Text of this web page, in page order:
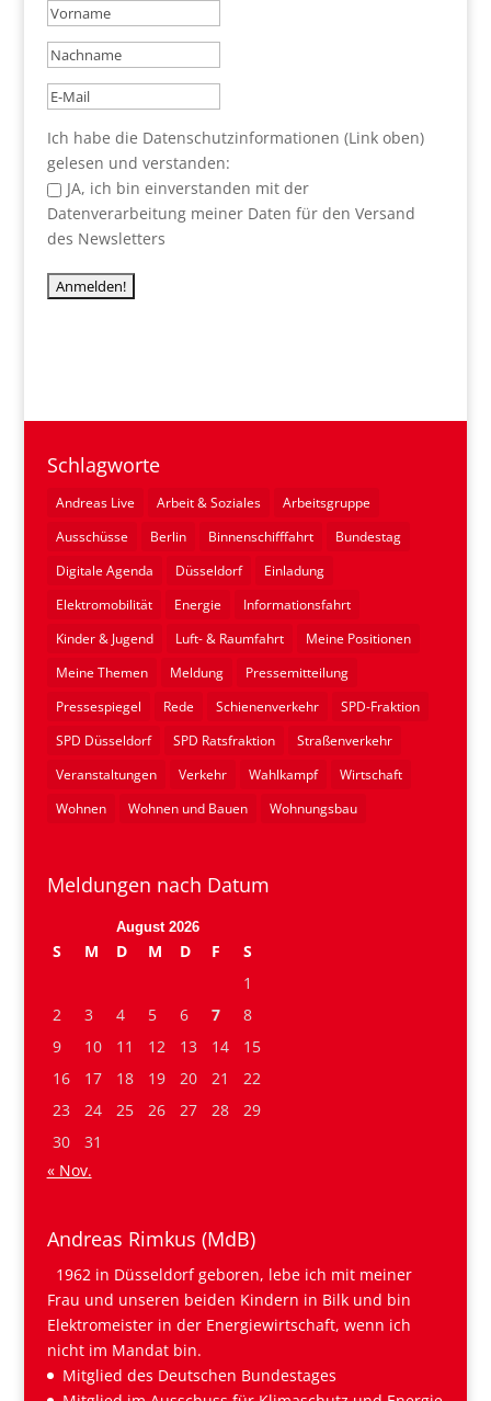
Ich habe die Datenschutzinformationen (Link oben)
gelesen und verstanden:
JA, ich bin einverstanden mit der
Datenverarbeitung meiner Daten für den Versand
des Newsletters
Schlagworte
Andreas Live Arbeit & Soziales
Arbeitsgruppe
Ausschüsse
Berlin Binnenschifffahrt
Bundestag
Digitale Agenda
Düsseldorf
Einladung
Elektromobilität
Energie
Informationsfahrt
Kinder & Jugend
Luft- & Raumfahrt
Meine Positionen
Meine Themen
Meldung
Pressemitteilung
Pressespiegel
Rede Schienenverkehr
SPD-Fraktion
SPD Düsseldorf
SPD Ratsfraktion
Straßenverkehr
Veranstaltungen
Verkehr Wahlkampf
Wirtschaft
Wohnen
Wohnen und Bauen Wohnungsbau
Meldungen nach Datum
August 2026
S M D M D F
S
1
2
3 4 5 6 7
8
9
10 11 12 13 14
15
16
17 18 19 20 21
22
23
24 25 26 27 28
29
30
31
« Nov.
Andreas Rimkus (MdB)
1962 in Düsseldorf geboren, lebe ich mit meiner
Frau und unseren beiden Kindern in Bilk und bin
Elektromeister in der Energiewirtschaft, wenn ich
nicht im Mandat bin.
Mitglied des Deutschen Bundestages